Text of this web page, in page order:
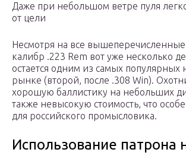
Даже при небольшом ветре пуля
от цели
Несмотря на все вышеперечисленные
калибр .223 Rem вот уже несколько
остается одним из самых популярных
рынке (второй, после .308 Win).
хорошую баллистику на небольших
также невысокую стоимость, что
для российского промысловика.
Использование патрона